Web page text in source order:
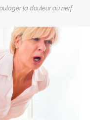
la douleur au nerf